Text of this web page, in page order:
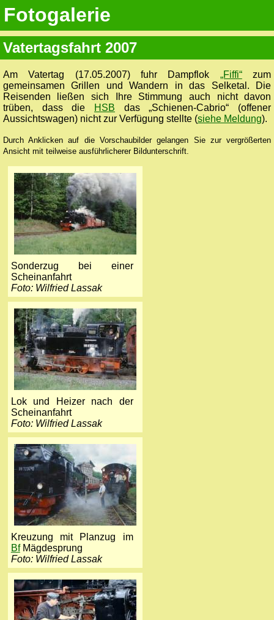
Fotogalerie
Vatertagsfahrt 2007
Am Vatertag (17.05.2007) fuhr Dampflok „Fiffi“zum
gemeinsamen Grillen und Wandern in das Selketal. Die
Reisenden ließen sich Ihre Stimmung auch nicht davon
trüben, dass die
HSB das „Schienen-Cabrio“ (offener
Aussichtswagen) nicht zur Verfügung stellte (siehe Meldung).
Durch Anklicken auf die Vorschaubilder gelangen Sie zur vergrößerten
Ansicht mit teilweise ausführlicherer Bildunterschrift.
Sonderzug bei einer
Scheinanfahrt
Foto: Wilfried Lassak
Lok und Heizer nach der
Scheinanfahrt
Foto: Wilfried Lassak
Kreuzung mit Planzug im
BfMägdesprung
Foto: Wilfried Lassak